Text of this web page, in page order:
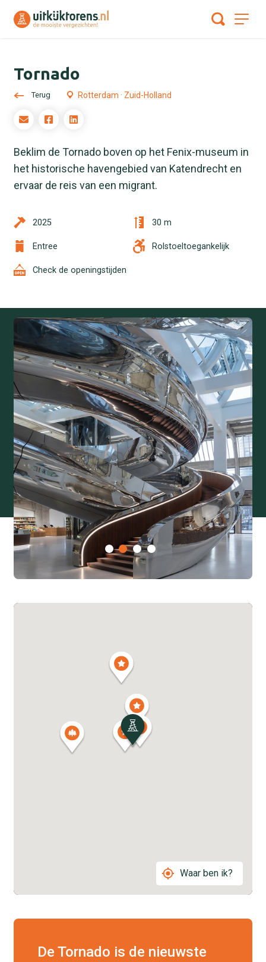
Tornado
Terug Rotterdam · Zuid-Holland
Beklim de Tornado boven op het Fenix-museum in
het historische havengebied van Katendrecht en
ervaar de reis van een migrant.
2025 30 m
Entree Rolstoeltoegankelijk
Check de openingstijden
Waar ben ik?
De Tornado is de nieuwste